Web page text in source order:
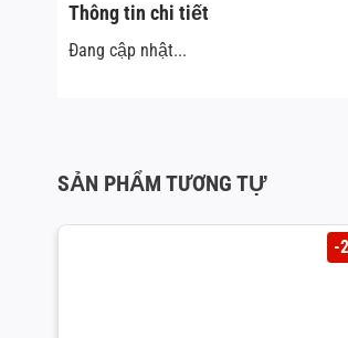
Thông tin chi tiết
Đang cập nhật...
SẢN PHẨM TƯƠNG TỰ
-